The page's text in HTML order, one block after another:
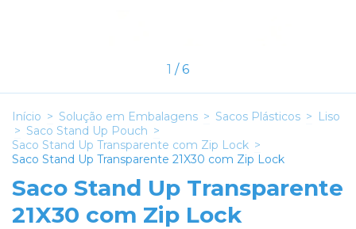
1 /6
Início > Solução em Embalagens > Sacos Plásticos > Liso
> Saco Stand Up Pouch >
Saco Stand Up Transparente com Zip Lock >
Saco Stand Up Transparente 21X30 com Zip Lock
Saco Stand Up Transparente
21X30 com Zip Lock